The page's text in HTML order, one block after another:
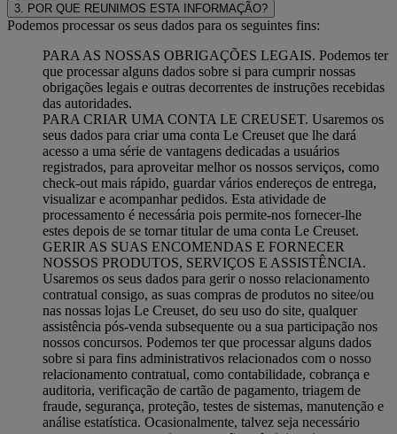
3. POR QUE REUNIMOS ESTA INFORMAÇÃO?
Podemos processar os seus dados para os seguintes fins:
PARA AS NOSSAS OBRIGAÇÕES LEGAIS. Podemos ter
que processar alguns dados sobre si para cumprir nossas
obrigações legais e outras decorrentes de instruções recebidas
das autoridades.
PARA CRIAR UMA CONTA LE CREUSET. Usaremos os
seus dados para criar uma conta Le Creuset que lhe dará
acesso a uma série de vantagens dedicadas a usuários
registrados, para aproveitar melhor os nossos serviços, como
check-out mais rápido, guardar vários endereços de entrega,
visualizar e acompanhar pedidos. Esta atividade de
processamento é necessária pois permite-nos fornecer-lhe
estes depois de se tornar titular de uma conta Le Creuset.
GERIR AS SUAS ENCOMENDAS E FORNECER
NOSSOS PRODUTOS, SERVIÇOS E ASSISTÊNCIA.
Usaremos os seus dados para gerir o nosso relacionamento
contratual consigo, as suas compras de produtos no sitee/ou
nas nossas lojas Le Creuset, do seu uso do site, qualquer
assistência pós-venda subsequente ou a sua participação nos
nossos concursos. Podemos ter que processar alguns dados
sobre si para fins administrativos relacionados com o nosso
relacionamento contratual, como contabilidade, cobrança e
auditoria, verificação de cartão de pagamento, triagem de
fraude, segurança, proteção, testes de sistemas, manutenção e
análise estatística. Ocasionalmente, talvez seja necessário